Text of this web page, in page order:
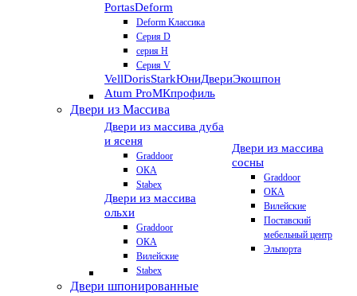
PortasDeform
Deform Классика
Серия D
серия H
Серия V
VellDorisStarkЮниДвериЭкошпон
Atum ProМКпрофиль
Двери из Массива
Двери из массива дуба
и ясеня
Graddoor
ОКА
Stabex
Двери из массива
ольхи
Graddoor
ОКА
Вилейские
Stabex
Двери из массива
сосны
Graddoor
ОКА
Вилейские
Поставский
мебельный центр
Эльпорта
Двери шпонированные